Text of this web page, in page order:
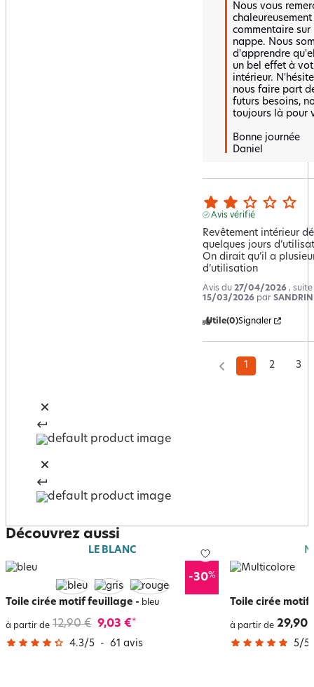
Nous vous
commentaire sur
nappe. Nous
d'apprendre
un bel effet à
intérieur.
nous faire part
futurs besoins,
toujours là pour
Bonne journée
Daniel
Avis vérifié
Revêtement intérieur
quelques jours
On dirait qu’il a
d’utilisation
Avis du 27/04/2026 ,
15/03/2026 par
Utile(0)Signaler
1 2 3
Découvrez aussi
LE BLANC
-30%
Toile cirée motif feuillage - bleu
à partir de 12,90 € 9,03 €*
4.3/5 - 61 avis
Toile cirée motif
à partir de 29,90
5/5